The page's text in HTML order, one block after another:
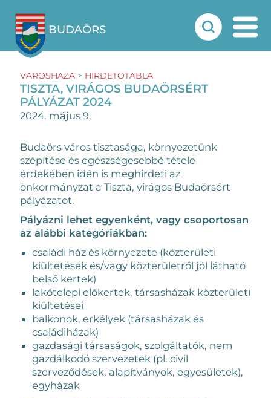
BUDAÖRS
VAROSHAZA > HIRDETOTABLA
TISZTA, VIRÁGOS BUDAÖRSÉRT
PÁLYÁZAT 2024
2024. május 9.
Budaörs város tisztasága, környezetünk
szépítése és egészségesebbé tétele
érdekében idén is meghirdeti az
önkormányzat a Tiszta, virágos Budaörsért
pályázatot.
Pályázni lehet egyenként, vagy csoportosan
az alábbi kategóriákban:
családi ház és környezete (közterületi
kiültetések és/vagy közterületről jól látható
belső kertek)
lakótelepi előkertek, társasházak közterületi
kiültetései
balkonok, erkélyek (társasházak és
családiházak)
gazdasági társaságok, szolgáltatók, nem
gazdálkodó szervezetek (pl. civil
szerveződések, alapítványok, egyesületek),
egyházak